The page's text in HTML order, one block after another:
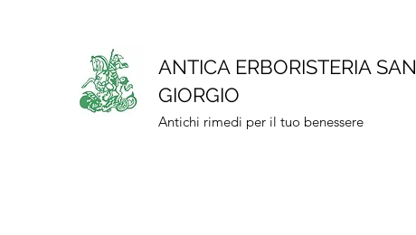
ANTICA ERBORISTERIA SAN
GIORGIO
Antichi rimedi per il tuo benessere